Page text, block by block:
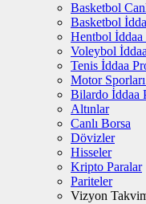
Basketbol
Basketbol
Hentbol İddaa
Voleybol
Tenis İddaa
Motor
Bilardo İddaa
Altınlar
Canlı Borsa
Dövizler
Hisseler
Kripto Paralar
Pariteler
Vizyon